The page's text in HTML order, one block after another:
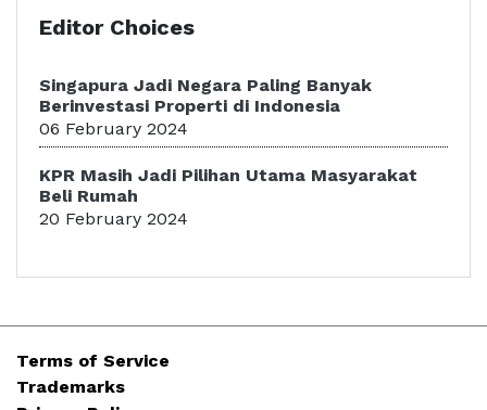
Editor Choices
Singapura Jadi Negara Paling Banyak
Berinvestasi Properti di Indonesia
06 February 2024
KPR Masih Jadi Pilihan Utama Masyarakat
Beli Rumah
20 February 2024
Terms of Service
Trademarks